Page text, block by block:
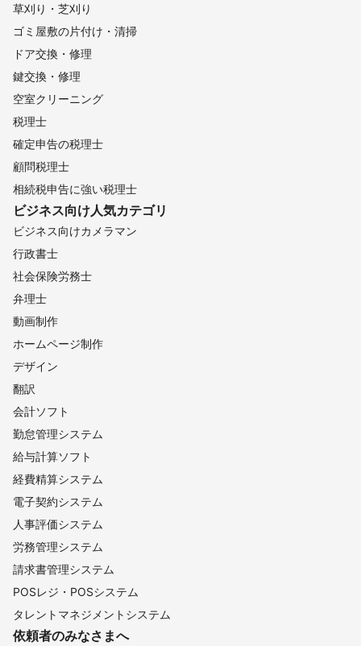
草刈り・芝刈り
ゴミ屋敷の片付け・清掃
ドア交換・修理
鍵交換・修理
空室クリーニング
税理士
確定申告の税理士
顧問税理士
相続税申告に強い税理士
ビジネス向け人気カテゴリ
ビジネス向けカメラマン
行政書士
社会保険労務士
弁理士
動画制作
ホームページ制作
デザイン
翻訳
会計ソフト
勤怠管理システム
給与計算ソフト
経費精算システム
電子契約システム
人事評価システム
労務管理システム
請求書管理システム
POSレジ・POSシステム
タレントマネジメントシステム
依頼者のみなさまへ